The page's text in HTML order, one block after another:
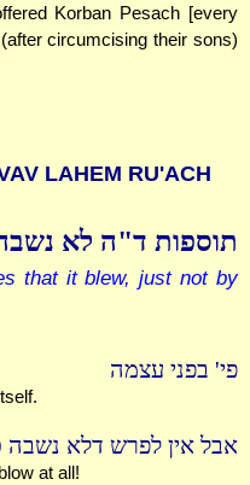
Korban Pesach [every
circumcising their sons)
LAHEM RU'ACH
תוספות ד"ה לא
that it blew, just not by
פי' בפני עצמה
אבל אין לפרש דלא נשבה
at all!